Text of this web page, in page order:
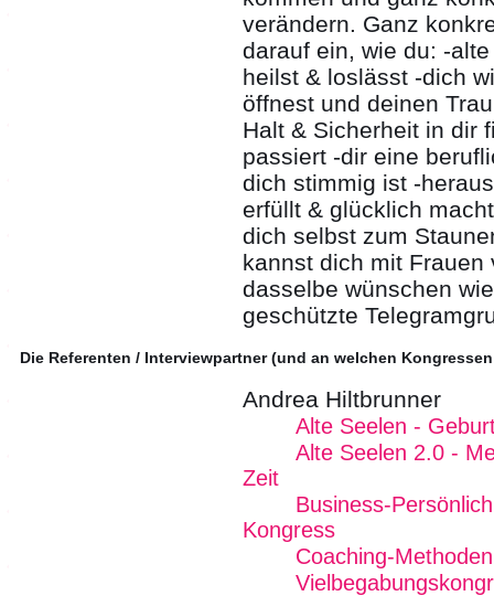
verändern. Ganz
darauf ein, wie du: -
heilst & loslässt -dich
öffnest und deinen
Halt & Sicherheit in dir
passiert -dir eine
dich stimmig ist -
erfüllt & glücklich
dich selbst zum
kannst dich mit
dasselbe wünschen
geschützte
Die Referenten / Interviewpartner (und an welchen
Andrea Hiltbrunner
Alte Seelen -
Alte Seelen 2.0 -
Zeit
Business-
Kongress
Coaching-